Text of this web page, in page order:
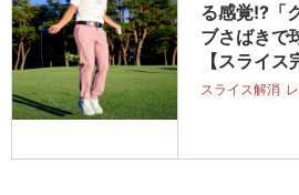
る感覚!?「
ブさばきで
【スライ
スライス解消